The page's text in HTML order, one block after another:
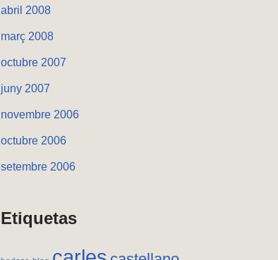
abril 2008
març 2008
octubre 2007
juny 2007
novembre 2006
octubre 2006
setembre 2006
Etiquetas